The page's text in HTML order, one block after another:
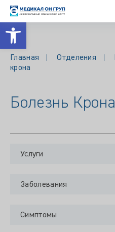
Открыть панель инструментов
Главная Отделения
крона
Болезнь Крона
Услуги
Заболевания
Симптомы